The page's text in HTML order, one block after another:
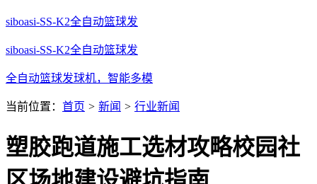
siboasi-SS-K2全自动篮球发
siboasi-SS-K2全自动篮球发
全自动篮球发球机，智能多模
当前位置： 首页 > 新闻 > 行业新闻
塑胶跑道施工选材攻略校园社